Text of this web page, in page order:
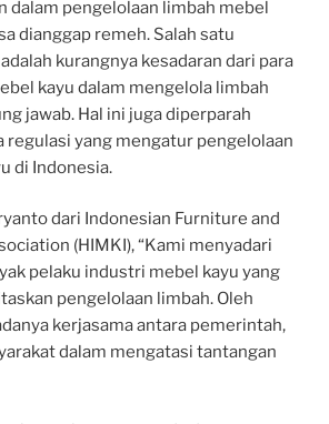
dalam pengelolaan limbah mebel
dianggap remeh. Salah satu
kurangnya kesadaran dari para
kayu dalam mengelola limbah
jawab. Hal ini juga diperparah
regulasi yang mengatur pengelolaan
di Indonesia.
dari Indonesian Furniture and
(HIMKI), “Kami menyadari
pelaku industri mebel kayu yang
pengelolaan limbah. Oleh
kerjasama antara pemerintah,
dalam mengatasi tantangan